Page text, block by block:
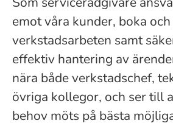
emot våra kunder, boka
verkstadsarbeten samt
effektiv hantering av
nära både verkstadschef,
övriga kollegor, och ser till
behov möts på bästa